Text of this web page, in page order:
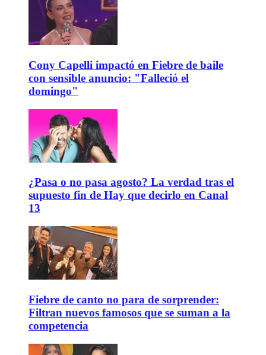
Cony Capelli impactó en Fiebre de baile
con sensible anuncio: "Falleció el
domingo"
¿Pasa o no pasa agosto? La verdad tras el
supuesto fin de Hay que decirlo en Canal
13
Fiebre de canto no para de sorprender:
Filtran nuevos famosos que se suman a la
competencia